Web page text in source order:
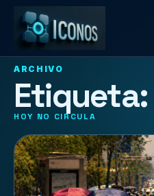
ARCHIVO
Etiqueta:
HOY NO CIRCULA